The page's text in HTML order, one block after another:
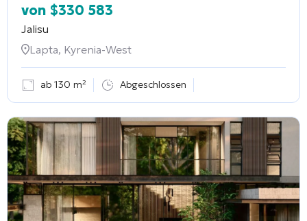
von $330 583
Jalisu
Lapta, Kyrenia-West
ab 130 m² Abgeschlossen